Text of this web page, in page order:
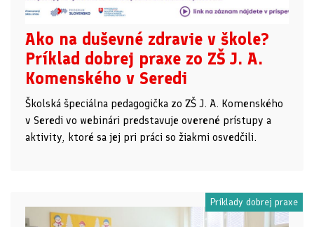
Ako na duševné zdravie v škole?
Príklad dobrej praxe zo ZŠ J. A.
Komenského v Seredi
Školská špeciálna pedagogička zo ZŠ J. A. Komenského
v Seredi vo webinári predstavuje overené prístupy a
aktivity, ktoré sa jej pri práci so žiakmi osvedčili.
Príklady dobrej praxe